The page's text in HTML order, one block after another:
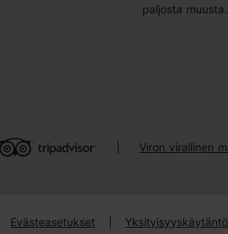
paljosta muusta.
Viron virallinen
Evästeasetukset Yksityisyyskäytäntö